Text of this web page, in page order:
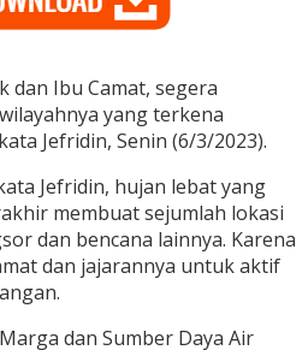
dan Ibu Camat, segera
yang terkena
Jefridin, Senin (6/3/2023).
Jefridin, hujan lebat yang
membuat sejumlah lokasi
dan bencana lainnya. Karena
dan jajarannya untuk aktif
dan Sumber Daya Air